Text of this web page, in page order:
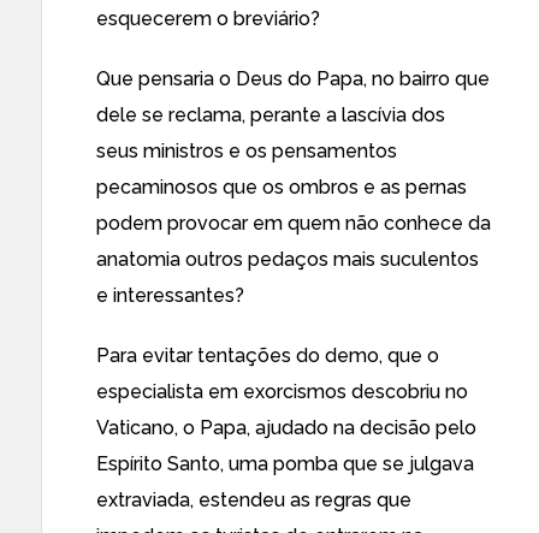
esquecerem o breviário?
Que pensaria o Deus do Papa, no bairro que
dele se reclama, perante a lascívia dos
seus ministros e os pensamentos
pecaminosos que os ombros e as pernas
podem provocar em quem não conhece da
anatomia outros pedaços mais suculentos
e interessantes?
Para evitar tentações do demo, que o
especialista em exorcismos descobriu no
Vaticano, o Papa, ajudado na decisão pelo
Espírito Santo, uma pomba que se julgava
extraviada, estendeu as regras que